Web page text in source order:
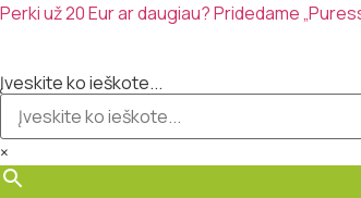
Eiti
Perki už 20 Eur ar daugiau? Pridedame
Įveskite ko ieškote...
×